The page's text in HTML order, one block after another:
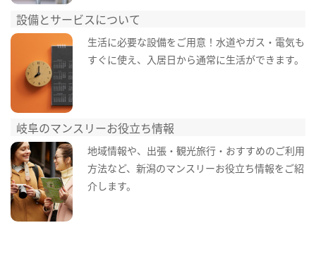
設備とサービスについて
生活に必要な設備をご用意！水道やガス・電気も
すぐに使え、入居日から通常に生活ができます。
岐阜のマンスリーお役立ち情報
地域情報や、出張・観光旅行・おすすめのご利用
方法など、新潟のマンスリーお役立ち情報をご紹
介します。